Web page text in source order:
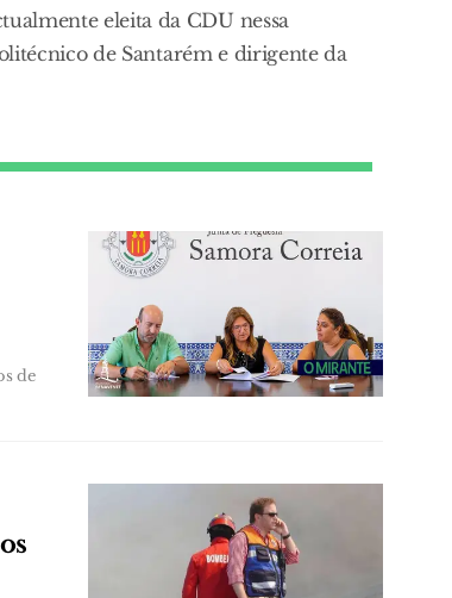
eleita da CDU nessa
de Santarém e dirigente da
de